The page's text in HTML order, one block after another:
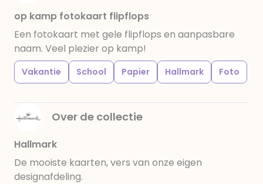
op kamp fotokaart flipflops
Een fotokaart met gele flipflops en aanpasbare
naam. Veel plezier op kamp!
Vakantie School Papier Hallmark Foto
Over de collectie
Hallmark
De mooiste kaarten, vers van onze eigen
designafdeling.